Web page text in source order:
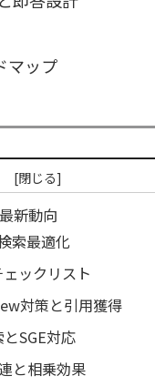
マップ
新動向
索最適化
ックリスト
対策と引用獲得
SGE対応
と相乗効果